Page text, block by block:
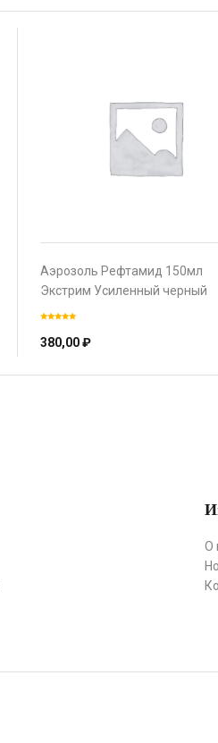
Аэрозоль Рефтамид 150мл
Экстрим Усиленный черный
Кровосос.+Клещи 8ч. защиты
380,00₽
О